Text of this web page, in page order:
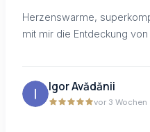
Herzenswarme,
mit mir die Entdeckung von
Igor Avădănii
vor 3 Wochen